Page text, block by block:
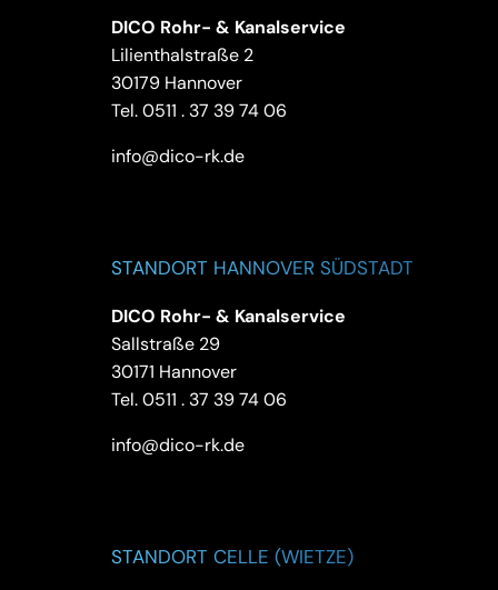
DICO Rohr- & Kanalservice
Lilienthalstraße 2
30179 Hannover
Tel.0511 . 37 39 74 06
info@dico-rk.de
STANDORT HANNOVER SÜDSTADT
DICO Rohr- & Kanalservice
Sallstraße 29
30171 Hannover
Tel.0511 . 37 39 74 06
info@dico-rk.de
STANDORT CELLE (WIETZE)